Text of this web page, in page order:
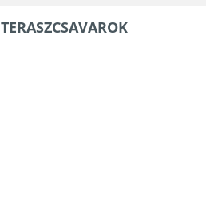
TERASZCSAVAROK